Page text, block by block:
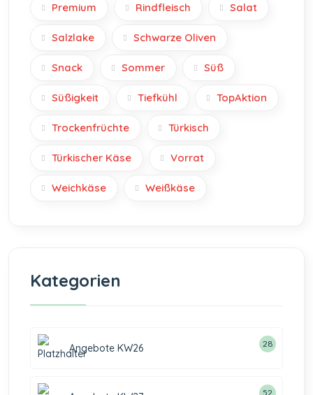
Premium Rindfleisch Salat
Salzlake Schwarze Oliven
Snack Sommer Süß
Süßigkeit Tiefkühl TopAktion
Trockenfrüchte Türkisch
Türkischer Käse Vorrat
Weichkäse Weißkäse
Kategorien
Angebote KW26 28
52